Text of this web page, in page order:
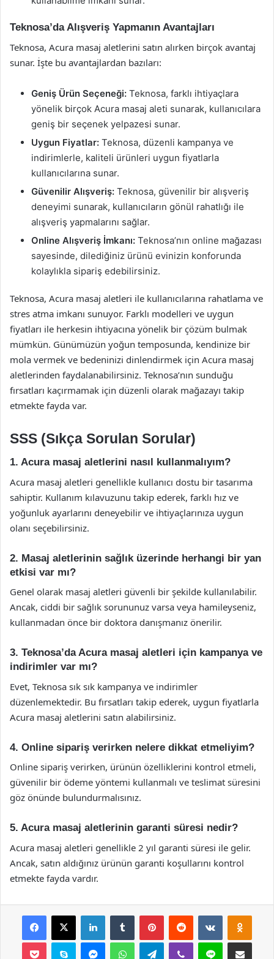
Teknosa’da Alışveriş Yapmanın Avantajları
Teknosa, Acura masaj aletlerini satın alırken birçok avantaj
sunar. İşte bu avantajlardan bazıları:
Geniş Ürün Seçeneği: Teknosa, farklı ihtiyaçlara
yönelik birçok Acura masaj aleti sunarak, kullanıcılara
geniş bir seçenek yelpazesi sunar.
Uygun Fiyatlar: Teknosa, düzenli kampanya ve
indirimlerle, kaliteli ürünleri uygun fiyatlarla
kullanıcılarına sunar.
Güvenilir Alışveriş: Teknosa, güvenilir bir alışveriş
deneyimi sunarak, kullanıcıların gönül rahatlığı ile
alışveriş yapmalarını sağlar.
Online Alışveriş İmkanı: Teknosa’nın online mağazası
sayesinde, dilediğiniz ürünü evinizin konforunda
kolaylıkla sipariş edebilirsiniz.
Teknosa, Acura masaj aletleri ile kullanıcılarına rahatlama ve
stres atma imkanı sunuyor. Farklı modelleri ve uygun
fiyatları ile herkesin ihtiyacına yönelik bir çözüm bulmak
mümkün. Günümüzün yoğun temposunda, kendinize bir
mola vermek ve bedeninizi dinlendirmek için Acura masaj
aletlerinden faydalanabilirsiniz. Teknosa’nın sunduğu
fırsatları kaçırmamak için düzenli olarak mağazayı takip
etmekte fayda var.
SSS (Sıkça Sorulan Sorular)
1. Acura masaj aletlerini nasıl kullanmalıyım?
Acura masaj aletleri genellikle kullanıcı dostu bir tasarıma
sahiptir. Kullanım kılavuzunu takip ederek, farklı hız ve
yoğunluk ayarlarını deneyebilir ve ihtiyaçlarınıza uygun
olanı seçebilirsiniz.
2. Masaj aletlerinin sağlık üzerinde herhangi bir yan
etkisi var mı?
Genel olarak masaj aletleri güvenli bir şekilde kullanılabilir.
Ancak, ciddi bir sağlık sorununuz varsa veya hamileyseniz,
kullanmadan önce bir doktora danışmanız önerilir.
3. Teknosa’da Acura masaj aletleri için kampanya ve
indirimler var mı?
Evet, Teknosa sık sık kampanya ve indirimler
düzenlemektedir. Bu fırsatları takip ederek, uygun fiyatlarla
Acura masaj aletlerini satın alabilirsiniz.
4. Online sipariş verirken nelere dikkat etmeliyim?
Online sipariş verirken, ürünün özelliklerini kontrol etmeli,
güvenilir bir ödeme yöntemi kullanmalı ve teslimat süresini
göz önünde bulundurmalısınız.
5. Acura masaj aletlerinin garanti süresi nedir?
Acura masaj aletleri genellikle 2 yıl garanti süresi ile gelir.
Ancak, satın aldığınız ürünün garanti koşullarını kontrol
etmekte fayda vardır.
Facebook
X LinkedInTumblr PinterestReddit VKontakte
Pocket Skype MessengerWhatsAppTelegramViber Line E-Posta ile